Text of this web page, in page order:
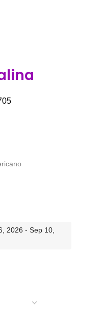
2026 - Sep 10,